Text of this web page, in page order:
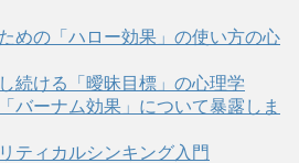
めの「ハロー効果」の使い方の心
続ける「曖昧目標」の心理学
バーナム効果」について暴露しま
ティカルシンキング入門